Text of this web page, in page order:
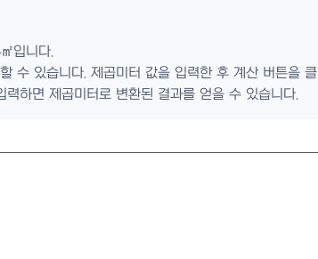
입니다.
수 있습니다. 제곱미터 값을 입력한 후 계산 버튼을
하면 제곱미터로 변환된 결과를 얻을 수 있습니다.